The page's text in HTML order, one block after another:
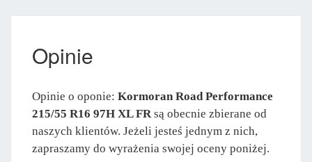
Opinie
Opinie o oponie: Kormoran Road Performance
215/55 R16 97H XL FR są obecnie zbierane od
naszych klientów. Jeżeli jesteś jednym z nich,
zapraszamy do wyrażenia swojej oceny poniżej.